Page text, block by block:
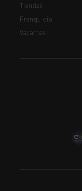
Tiendas
Franquicia
Vacantes